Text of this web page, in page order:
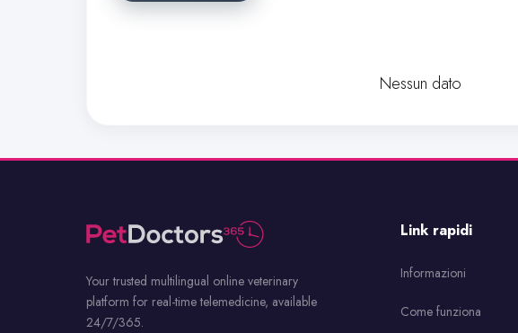
Nessun dato
Your trusted multilingual online veterinary
platform for real-time telemedicine, available
24/7/365.
Link rapidi
Informazioni
Come funziona